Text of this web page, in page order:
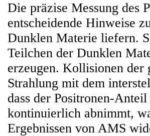
Die präzise Messung des
entscheidende Hinweise
Dunklen Materie liefern.
Teilchen der Dunklen
erzeugen. Kollisionen der
Strahlung mit dem
dass der Positronen-
kontinuierlich abnimmt,
Ergebnissen von AMS